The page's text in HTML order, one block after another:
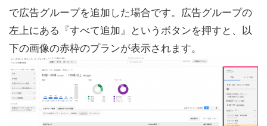
で広告グループを追加した場合です。広告グループの
左上にある『すべて追加』というボタンを押すと、以
下の画像の赤枠のプランが表示されます。